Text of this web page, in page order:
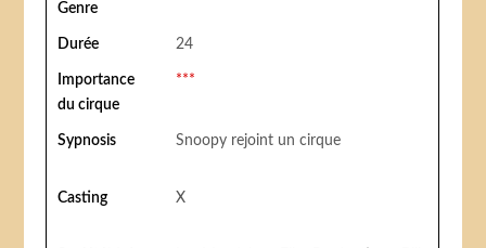
Genre
Durée 24
Importance
du cirque
***
Sypnosis Snoopy rejoint un cirque
Casting X